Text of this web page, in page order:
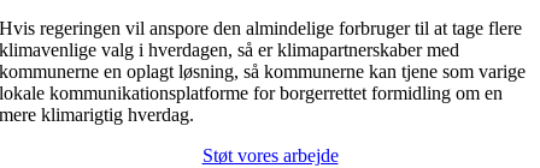
Hvis regeringen vil anspore den almindelige forbruger til at tage flere
klimavenlige valg i hverdagen, så er klimapartnerskaber med
kommunerne en oplagt løsning, så kommunerne kan tjene som varige
lokale kommunikationsplatforme for borgerrettet formidling om en
mere klimarigtig hverdag.
Støt vores arbejde